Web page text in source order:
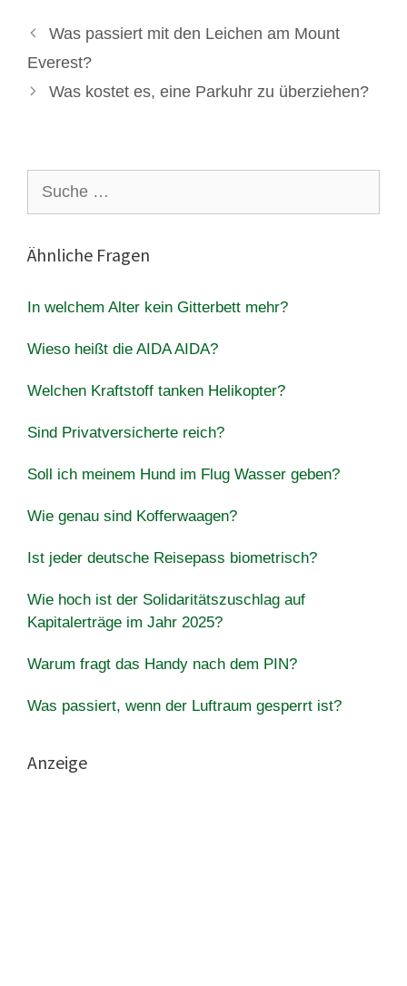
Was passiert mit den Leichen am Mount
Everest?
Was kostet es, eine Parkuhr zu überziehen?
nach:
Ähnliche Fragen
In welchem Alter kein Gitterbett mehr?
Wieso heißt die AIDA AIDA?
Welchen Kraftstoff tanken Helikopter?
Sind Privatversicherte reich?
Soll ich meinem Hund im Flug Wasser geben?
Wie genau sind Kofferwaagen?
Ist jeder deutsche Reisepass biometrisch?
Wie hoch ist der Solidaritätszuschlag auf
Kapitalerträge im Jahr 2025?
Warum fragt das Handy nach dem PIN?
Was passiert, wenn der Luftraum gesperrt ist?
Anzeige